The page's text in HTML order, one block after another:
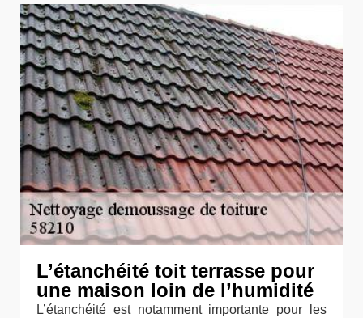
L’étanchéité toit terrasse pour
une maison loin de l’humidité
L’étanchéité est notamment importante pour les